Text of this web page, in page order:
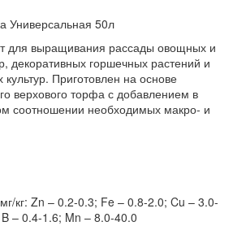
Универсальная 50л
для выращивания рассады овощных и
декоративных горшечных растений и
культур. Приготовлен на основе
верхового торфа с добавлением в
соотношении необходимых макро- и
кг: Zn – 0.2-0.3; Fe – 0.8-2.0; Cu – 3.0-
– 0.4-1.6; Mn – 8.0-40.0